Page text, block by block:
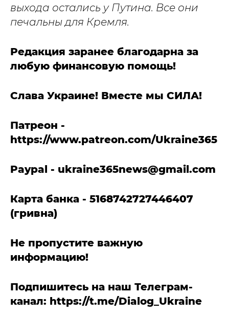
выхода остались у Путина. Все они
печальны для Кремля.
Редакция заранее благодарна за
любую финансовую помощь!
Слава Украине! Вместе мы СИЛА!
Патреон -
https://www.patreon.com/Ukraine365
Paypal - ukraine365news@gmail.com
Карта банка - 5168742727446407
(гривна)
Не пропустите важную
информацию!
Подпишитесь на наш Телеграм-
канал: https://t.me/Dialog_Ukraine